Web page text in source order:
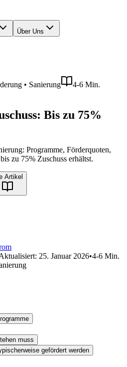
Über Uns
• Sanierung
4-6 Min.
Bis zu 75%
Programme, Förderquoten,
zu 75% Zuschuss erhältst.
Artikel
25. Januar 2026•4-6 Min.
muss
gefördert werden